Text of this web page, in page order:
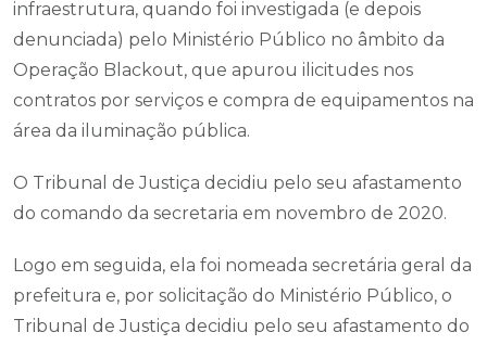
infraestrutura, quando foi investigada (e depois
denunciada) pelo Ministério Público no âmbito da
Operação Blackout, que apurou ilicitudes nos
contratos por serviços e compra de equipamentos na
área da iluminação pública.
O Tribunal de Justiça decidiu pelo seu afastamento
do comando da secretaria em novembro de 2020.
Logo em seguida, ela foi nomeada secretária geral da
prefeitura e, por solicitação do Ministério Público, o
Tribunal de Justiça decidiu pelo seu afastamento do